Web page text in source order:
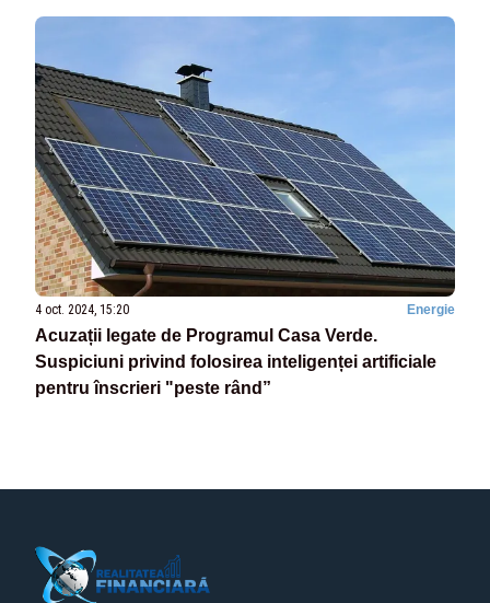
4 oct. 2024, 15:20 Energie
Acuzații legate de Programul Casa Verde.
Suspiciuni privind folosirea inteligenței artificiale
pentru înscrieri "peste rând”